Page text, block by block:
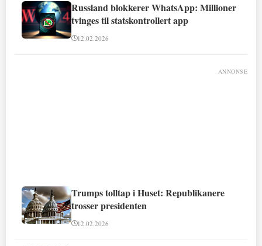
Russland blokkerer WhatsApp: Millioner
tvinges til statskontrollert app
12.02.2026
ANNONSE
Trumps tolltap i Huset: Republikanere
trosser presidenten
12.02.2026